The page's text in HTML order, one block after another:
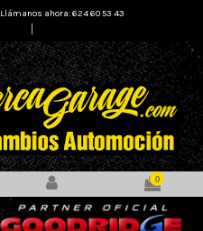
Llámanos ahora: 624 60 53 43
0